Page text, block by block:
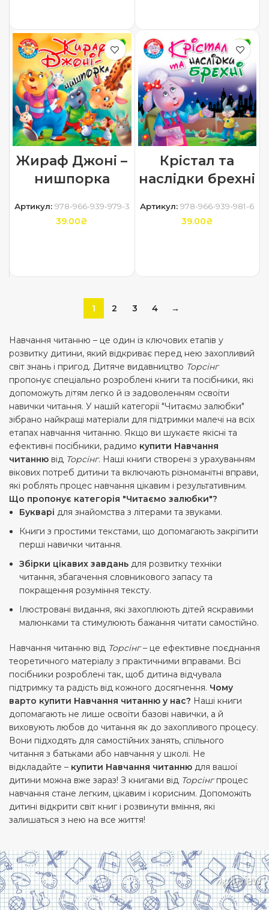
Жираф Джоні –
нишпорка
Артикул: 978-966-939-979-3
39.00₴
Крістал та
наслідки брехні
Артикул:978-966-939-981-6
39.00₴
1 2 3 4 →
Навчання читанню – це один із ключових етапів у
розвитку дитини, який відкриває перед нею захопливий
світ знань і пригод. Дитяче видавництво Торсінг
пропонує спеціально розроблені книги та посібники, які
допоможуть дітям легко й із задоволенням освоїти
навички читання. У нашій категорії "Читаємо залюбки"
зібрано найкращі матеріали для підтримки малечі на всіх
етапах навчання читанню. Якщо ви шукаєте якісні та
ефективні посібники, радимо купити Навчання
читанню від Торсінг. Наші книги створені з урахуванням
вікових потреб дитини та включають різноманітні вправи,
які роблять процес навчання цікавим і результативним.
Що пропонує категорія "Читаємо залюбки"?
Букварі для знайомства з літерами та звуками.
Книги з простими текстами, що допомагають закріпити
перші навички читання.
Збірки цікавих завдань для розвитку техніки
читання, збагачення словникового запасу та
покращення розуміння тексту.
Ілюстровані видання, які захоплюють дітей яскравими
малюнками та стимулюють бажання читати самостійно.
Навчання читанню від Торсінг– це ефективне поєднання
теоретичного матеріалу з практичними вправами. Всі
посібники розроблені так, щоб дитина відчувала
підтримку та радість від кожного досягнення. Чому
варто купити Навчання читанню у нас? Наші книги
допомагають не лише освоїти базові навички, а й
виховують любов до читання як до захопливого процесу.
Вони підходять для самостійних занять, спільного
читання з батьками або навчання у школі. Не
відкладайте – купити Навчання читанню для вашої
дитини можна вже зараз! З книгами від Торсінгпроцес
навчання стане легким, цікавим і корисним. Допоможіть
дитині відкрити світ книг і розвинути вміння, які
залишаться з нею на все життя!
Харків, вулиця Сумська, 13
Телефон: (050) 305-05-41